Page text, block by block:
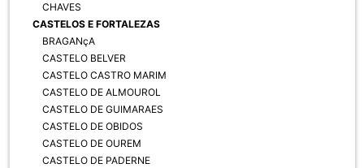
CHAVES
CASTELOS E FORTALEZAS
BRAGANçA
CASTELO BELVER
CASTELO CASTRO MARIM
CASTELO DE ALMOUROL
CASTELO DE GUIMARAES
CASTELO DE OBIDOS
CASTELO DE OUREM
CASTELO DE PADERNE